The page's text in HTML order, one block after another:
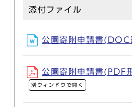
添付ファイル
公園寄附申請書
公園寄附申請書
別ウィンドウで開く